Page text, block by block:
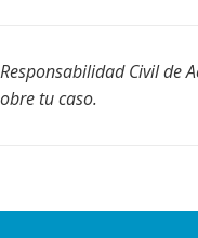
Civil de
tu caso.